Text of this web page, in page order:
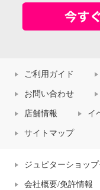
ご利用ガイド
お問い合わせ
店舗情報 イ
サイトマップ
ジュピターショッ
会社概要/免許情報